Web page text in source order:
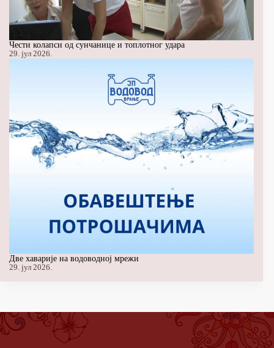
Чести колапси од сунчанице и топлотног удара
29. јул 2026.
Две хаварије на водоводној мрежи
29. јул 2026.